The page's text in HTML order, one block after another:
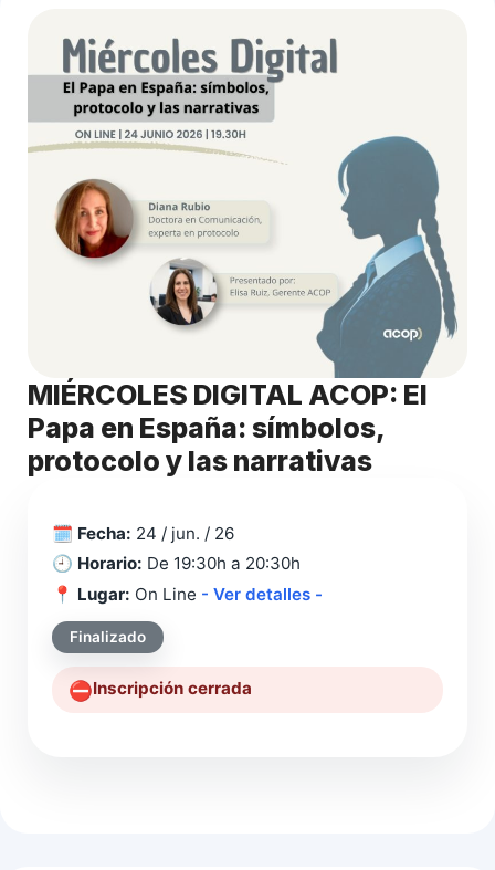
MIÉRCOLES DIGITAL ACOP: El
Papa en España: símbolos,
protocolo y las narrativas
🗓️ Fecha: 24 / jun. / 26
🕘 Horario: De 19:30h a 20:30h
📍 Lugar: On Line - Ver detalles -
Finalizado
⛔️Inscripción cerrada